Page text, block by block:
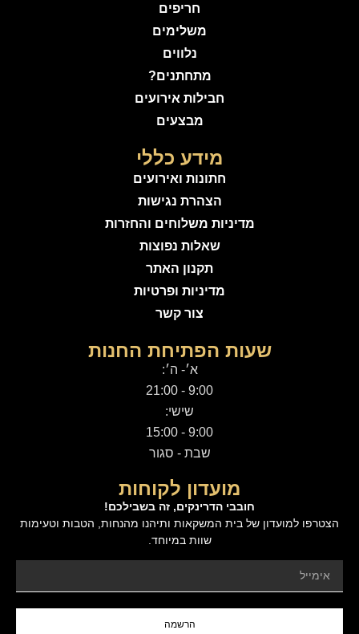
חריפים
משלימים
נלווים
מתחתנים?
חבילות אירועים
מבצעים
מידע כללי
חתונות ואירועים
הצהרת נגישות
מדיניות משלוחים והחזרות
שאלות נפוצות
תקנון האתר
מדיניות ופרטיות
צור קשר
שעות הפתיחת החנות
א׳- ה׳:
9:00 - 21:00
שישי:
9:00 - 15:00
שבת - סגור
מועדון לקוחות
חובבי הדרינקים, זה בשבילכם!
הצטרפו למועדון של בית המשקאות ותיהנו מהנחות, הטבות וטעימות
שוות במיוחד.
הרשמה